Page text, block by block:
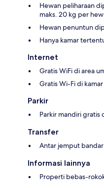
Hewan peliharaan
maks. 20 kg per
Hewan penuntun
Hanya kamar
Internet
Gratis WiFi di area
Gratis Wi-Fi di
Parkir
Parkir mandiri gratis
Transfer
Antar jemput
Informasi lainnya
Properti bebas-